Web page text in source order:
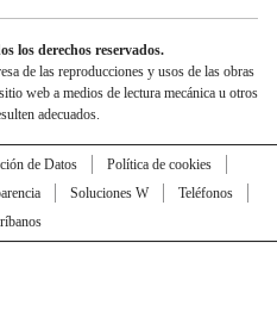
los derechos reservados.
de las reproducciones y usos de las obras
web a medios de lectura mecánica u otros
adecuados.
de Datos
Política de cookies
Soluciones W
Teléfonos